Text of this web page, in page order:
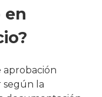
en
aprobación
según la